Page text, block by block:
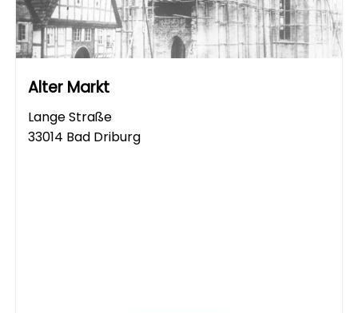
Alter Markt
Lange Straße
33014 Bad Driburg